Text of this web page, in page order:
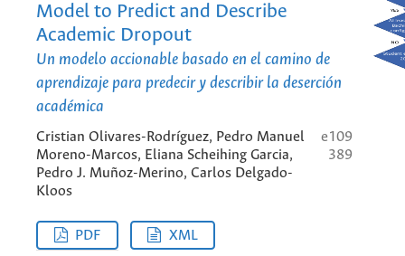
Model to Predict and Describe
Academic Dropout
Un modelo accionable basado en el camino de
aprendizaje para predecir y describir la deserción
académica
Cristian Olivares-Rodríguez, Pedro Manuel
Moreno-Marcos, Eliana Scheihing Garcia,
Pedro J. Muñoz-Merino, Carlos Delgado-
Kloos
e109
389
PDF XML